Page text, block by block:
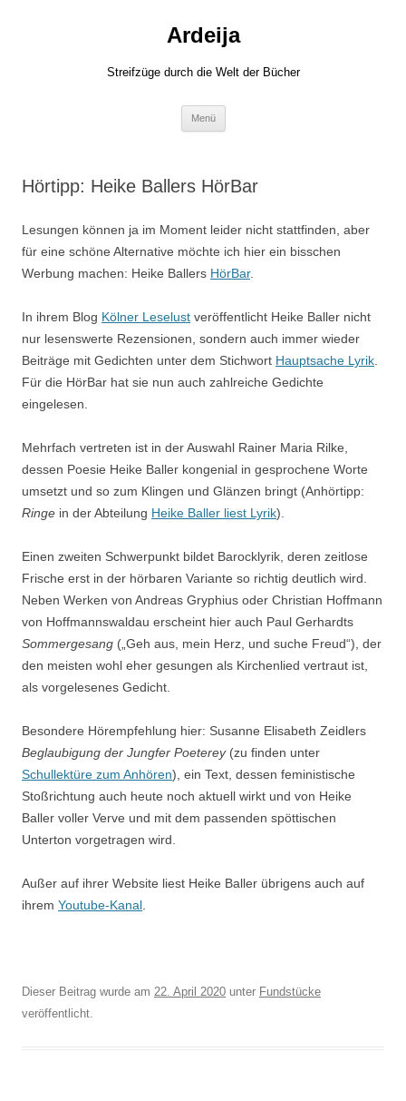
Ardeija
Streifzüge durch die Welt der Bücher
Menü
Hörtipp: Heike Ballers HörBar
Lesungen können ja im Moment leider nicht stattfinden, aber
für eine schöne Alternative möchte ich hier ein bisschen
Werbung machen: Heike Ballers HörBar.
In ihrem Blog Kölner Leselust veröffentlicht Heike Baller nicht
nur lesenswerte Rezensionen, sondern auch immer wieder
Beiträge mit Gedichten unter dem Stichwort Hauptsache Lyrik
Für die HörBar hat sie nun auch zahlreiche Gedichte
eingelesen.
Mehrfach vertreten ist in der Auswahl Rainer Maria Rilke,
dessen Poesie Heike Baller kongenial in gesprochene Worte
umsetzt und so zum Klingen und Glänzen bringt (Anhörtipp:
Ringe in der Abteilung Heike Baller liest Lyrik).
Einen zweiten Schwerpunkt bildet Barocklyrik, deren zeitlose
Frische erst in der hörbaren Variante so richtig deutlich wird.
Neben Werken von Andreas Gryphius oder Christian Hoffmann
von Hoffmannswaldau erscheint hier auch Paul Gerhardts
Sommergesang („Geh aus, mein Herz, und suche Freud“), der
den meisten wohl eher gesungen als Kirchenlied vertraut ist,
als vorgelesenes Gedicht.
Besondere Hörempfehlung hier: Susanne Elisabeth Zeidlers
Beglaubigung der Jungfer Poeterey(zu finden unter
Schullektüre zum Anhören), ein Text, dessen feministische
Stoßrichtung auch heute noch aktuell wirkt und von Heike
Baller voller Verve und mit dem passenden spöttischen
Unterton vorgetragen wird.
Außer auf ihrer Website liest Heike Baller übrigens auch auf
ihrem Youtube-Kanal
Dieser Beitrag wurde am 22. April 2020 unter Fundstücke
veröffentlicht.